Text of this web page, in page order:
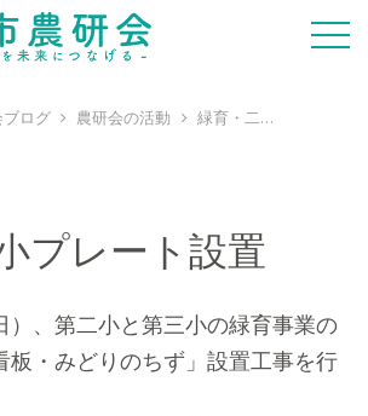
ログ 農研会の活動 緑育・二小プレート設置
プレート設置
）、第二小と第三小の緑育事業の
板・みどりのちず」設置工事を行